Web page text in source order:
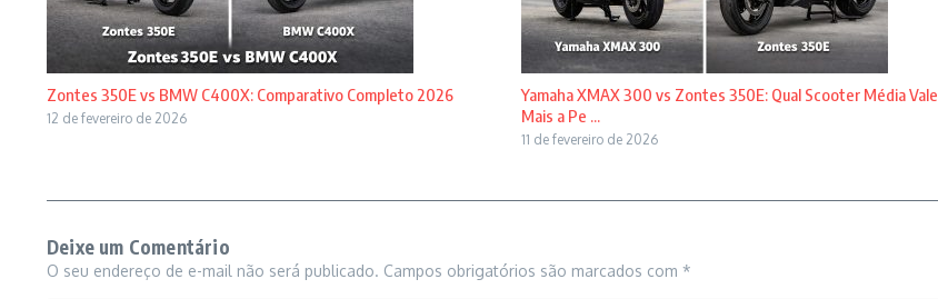
Zontes 350E vs BMW C400X: Comparativo Completo 2026
12 de fevereiro de 2026
Yamaha XMAX 300 vs Zontes 350E: Qual Scooter Média Vale
Mais a Pe ...
11 de fevereiro de 2026
Deixe um Comentário
O seu endereço de e-mail não será publicado. Campos obrigatórios são marcados com *